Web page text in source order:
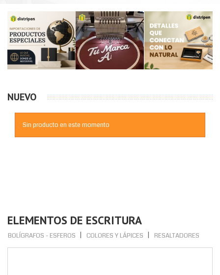
NUEVO
Sin producto en este momento
ELEMENTOS DE ESCRITURA
BOLÍGRAFOS - ESFEROS COLORES Y LÁPICES RESALTADORES